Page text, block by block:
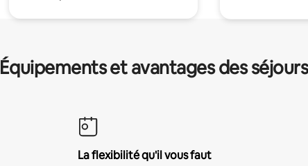
Équipements et avantages des
La flexibilité qu'il vous faut